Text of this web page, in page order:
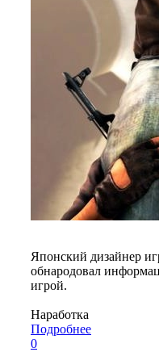
Японский дизайнер
обнародовал
игрой.
Наработка
Подробнее
0